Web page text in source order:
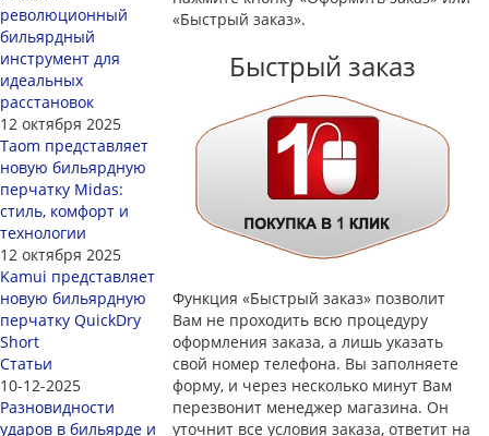
«Быстрый заказ».
Быстрый заказ
Функция «Быстрый заказ» позволит
Вам не проходить всю процедуру
оформления заказа, а лишь указать
свой номер телефона. Вы заполняете
форму, и через несколько минут Вам
перезвонит менеджер магазина. Он
уточнит все условия заказа, ответит на
революционный
бильярдный
инструмент для
идеальных
расстановок
12 октября 2025
Taom представляет
новую бильярдную
перчатку Midas:
стиль, комфорт и
технологии
12 октября 2025
Kamui представляет
новую бильярдную
перчатку QuickDry
Short
Статьи
10-12-2025
Разновидности
ударов в бильярде и